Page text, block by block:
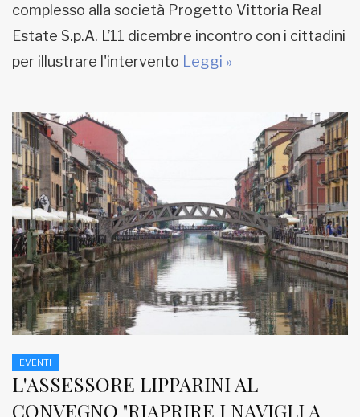
complesso alla società Progetto Vittoria Real
Estate S.p.A. L’11 dicembre incontro con i cittadini
per illustrare l'intervento Leggi »
EVENTI
L'ASSESSORE LIPPARINI AL
CONVEGNO "RIAPRIRE I NAVIGLI A